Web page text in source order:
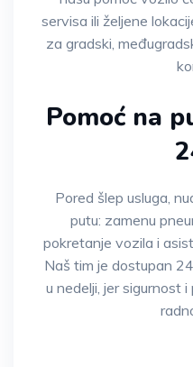
servisa ili željene
za gradski,
Pomoć na
Pored šlep usluga,
putu: zamenu
pokretanje vozila i
Naš tim je dostupan
u nedelji, jer sigurnost